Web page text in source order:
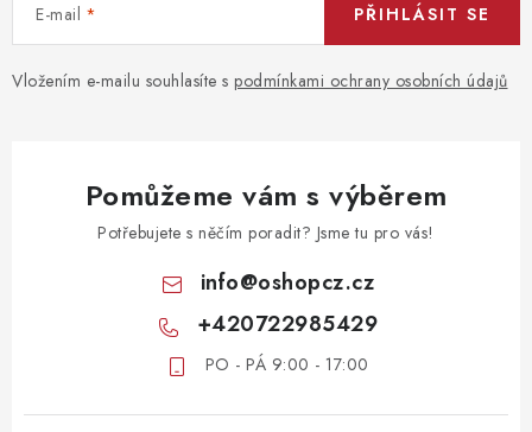
E-mail
Vložením e-mailu souhlasíte s podmínkami ochrany osobních údajů
PŘIHLÁSIT SE
Pomůžeme vám s výběrem
Potřebujete s něčím poradit? Jsme tu pro vás!
info@oshopcz.cz
+420722985429
PO - PÁ 9:00 - 17:00